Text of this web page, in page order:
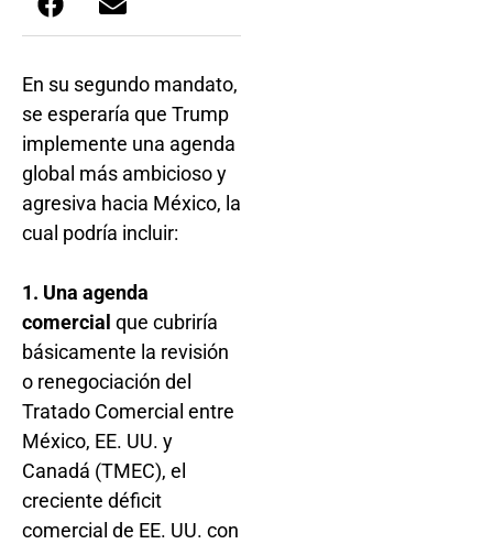
En su segundo mandato,
se esperaría que Trump
implemente una agenda
global más ambicioso y
agresiva hacia México, la
cual podría incluir:
1. Una agenda
comercial que cubriría
básicamente la revisión
o renegociación del
Tratado Comercial entre
México, EE. UU. y
Canadá (TMEC), el
creciente déficit
comercial de EE. UU. con